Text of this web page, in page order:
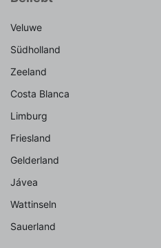
Veluwe
Südholland
Zeeland
Costa Blanca
Limburg
Friesland
Gelderland
Jávea
Wattinseln
Sauerland